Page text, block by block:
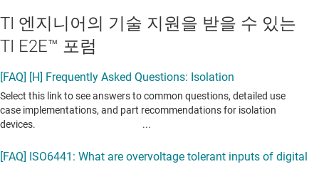
TI 엔지니어의 기술 지원을 받을 수 있는
TI E2E™ 포럼